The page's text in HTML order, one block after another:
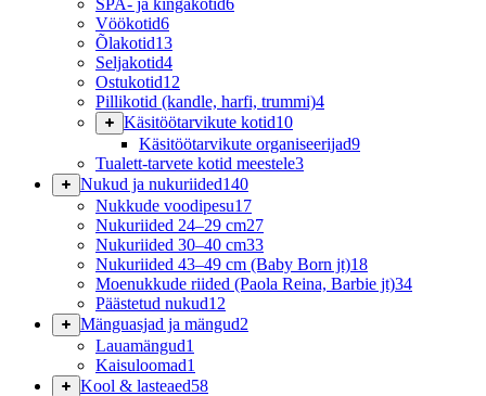
Vöökotid6
Õlakotid13
Seljakotid4
Ostukotid12
Pillikotid (kandle, harfi, trummi)4
Käsitöötarvikute kotid10
Käsitöötarvikute organiseerijad9
Tualett-tarvete kotid meestele3
Nukud ja nukuriided140
Nukkude voodipesu17
Nukuriided 24–29 cm27
Nukuriided 30–40 cm33
Nukuriided 43–49 cm (Baby Born jt)18
Moenukkude riided (Paola Reina, Barbie jt)34
Päästetud nukud12
Mänguasjad ja mängud2
Lauamängud1
Kaisuloomad1
Kool & lasteaed58